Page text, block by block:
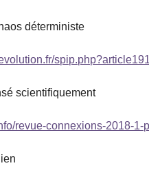
déterministe
spip.php?article191
scientifiquement
revue-connexions-2018-1-